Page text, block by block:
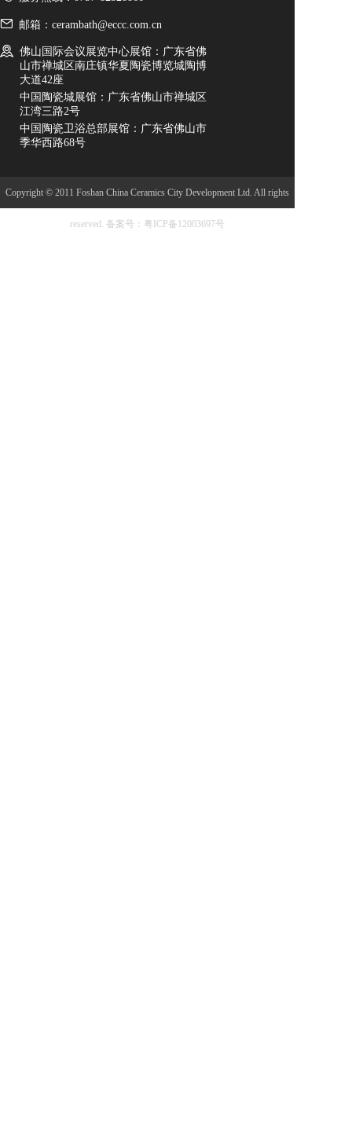
邮箱：cerambath@eccc.com.cn
佛山国际会议展览中心展馆：广东省佛
山市禅城区南庄镇华夏陶瓷博览城陶博
大道42座
中国陶瓷城展馆：广东省佛山市禅城区
江湾三路2号
中国陶瓷卫浴总部展馆：广东省佛山市
季华西路68号
Copyright © 2011 Foshan China Ceramics City Development Ltd. All rights
reserved. 备案号：粤ICP备12003697号